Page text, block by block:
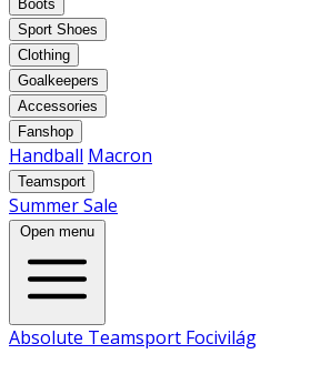
Boots
Sport Shoes
Clothing
Goalkeepers
Accessories
Fanshop
Handball Macron
Teamsport
Summer Sale
Open menu
Absolute Teamsport Focivilág